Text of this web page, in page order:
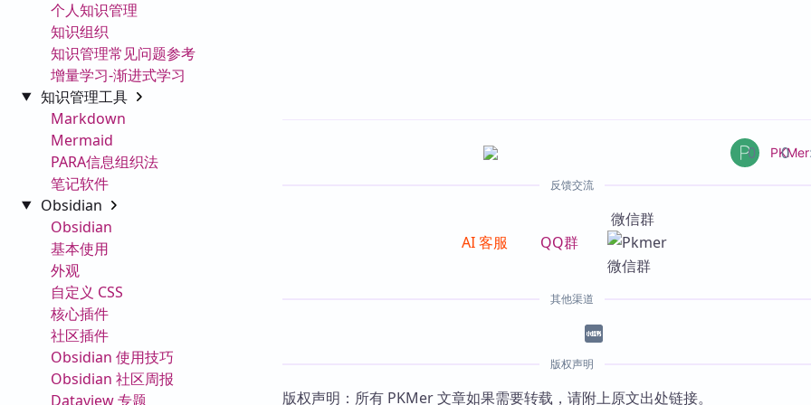
个人知识管理
知识组织
知识管理常见问题参考
增量学习-渐进式学习
知识管理工具
Markdown
Mermaid
PARA信息组织法
笔记软件
Obsidian
Obsidian
基本使用
外观
自定义 CSS
核心插件
社区插件
Obsidian 使用技巧
Obsidian 社区周报
Dataview 专题
PKMer
0 0
反馈交流
AI 客服 QQ群
微信群
其他渠道
版权声明
版权声明：所有 PKMer 文章如果需要转载，请附上原文出处链接。